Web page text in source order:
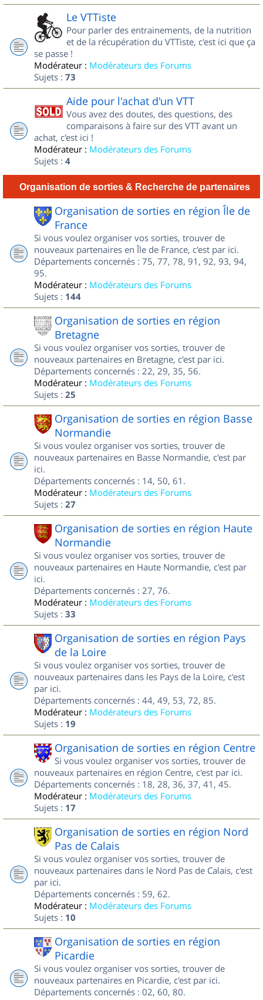
Le VTTiste
Pour parler des entrainements, de la nutrition
et de la récupération du VTTiste, c'est ici que ça
se passe !
Modérateur : Modérateurs des Forums
Sujets : 73
Aide pour l'achat d'un VTT
Vous avez des doutes, des questions, des
comparaisons à faire sur des VTT avant un
achat, c'est ici !
Modérateur : Modérateurs des Forums
Sujets : 4
Organisation de sorties & Recherche de partenaires
Organisation de sorties en région Île de
France
Si vous voulez organiser vos sorties, trouver de
nouveaux partenaires en Île de France, c'est par ici.
Départements concernés : 75, 77, 78, 91, 92, 93, 94,
95.
Modérateur : Modérateurs des Forums
Sujets : 144
Organisation de sorties en région
Bretagne
Si vous voulez organiser vos sorties, trouver de
nouveaux partenaires en Bretagne, c'est par ici.
Départements concernés : 22, 29, 35, 56.
Modérateur : Modérateurs des Forums
Sujets : 25
Organisation de sorties en région Basse
Normandie
Si vous voulez organiser vos sorties, trouver de
nouveaux partenaires en Basse Normandie, c'est par
ici.
Départements concernés : 14, 50, 61.
Modérateur : Modérateurs des Forums
Sujets : 27
Organisation de sorties en région Haute
Normandie
Si vous voulez organiser vos sorties, trouver de
nouveaux partenaires en Haute Normandie, c'est par
ici.
Départements concernés : 27, 76.
Modérateur : Modérateurs des Forums
Sujets : 33
Organisation de sorties en région Pays
de la Loire
Si vous voulez organiser vos sorties, trouver de
nouveaux partenaires dans les Pays de la Loire, c'est
par ici.
Départements concernés : 44, 49, 53, 72, 85.
Modérateur : Modérateurs des Forums
Sujets : 19
Organisation de sorties en région Centre
Si vous voulez organiser vos sorties, trouver de
nouveaux partenaires en région Centre, c'est par ici.
Départements concernés : 18, 28, 36, 37, 41, 45.
Modérateur : Modérateurs des Forums
Sujets : 17
Organisation de sorties en région Nord
Pas de Calais
Si vous voulez organiser vos sorties, trouver de
nouveaux partenaires dans le Nord Pas de Calais, c'est
par ici.
Départements concernés : 59, 62.
Modérateur : Modérateurs des Forums
Sujets : 10
Organisation de sorties en région
Picardie
Si vous voulez organiser vos sorties, trouver de
nouveaux partenaires en Picardie, c'est par ici.
Départements concernés : 02, 60, 80.